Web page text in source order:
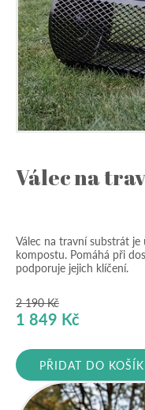
Válec na
Válec na travní substrát
kompostu. Pomáhá při
podporuje jejich klíčení.
2 190Kč
Původní
byla:
2
190 Kč.
1 849 Kč
je:
1
849 Kč.
PŘIDAT DO